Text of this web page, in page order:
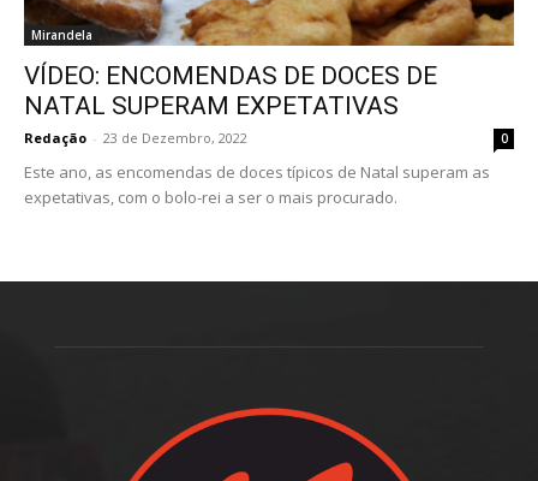
Mirandela
VÍDEO: ENCOMENDAS DE DOCES DE
NATAL SUPERAM EXPETATIVAS
Redação - 23 de Dezembro, 2022 0
Este ano, as encomendas de doces típicos de Natal superam as
expetativas, com o bolo-rei a ser o mais procurado.